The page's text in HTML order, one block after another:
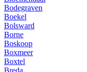
Bodegraven
Boekel
Bolsward
Borne
Boskoop
Boxmeer
Boxtel
Breda